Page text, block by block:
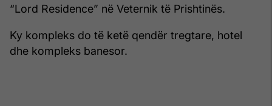
“Lord Residence” në Veternik të Prishtinës.
Ky kompleks do të ketë qendër tregtare, hotel
dhe kompleks banesor.